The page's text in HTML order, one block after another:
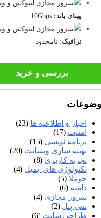
پهنای باند: 10Gbps
ترافیک: نامحدود
بررسی و خرید
اخبار و اطلاعیه ها (23)
امنیت (17)
برنامه نویسی (15)
بهینه سازی وبسایت (20)
تجربه کاربری (8)
تکنولوژی های ایمیل (4)
جوملا (5)
دامنه (6)
سرور مجازی (4)
سی پنل (2)
طراحی سایت (6)